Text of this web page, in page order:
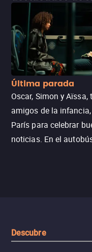
Última parada
Oscar, Simon y Aïssa,
amigos de la
París para celebrar
noticias. En el
Descubre